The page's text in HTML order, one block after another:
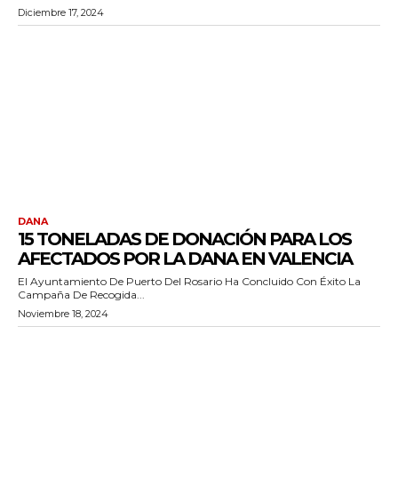
Diciembre 17, 2024
DANA
15 TONELADAS DE DONACIÓN PARA LOS
AFECTADOS POR LA DANA EN VALENCIA
El Ayuntamiento De Puerto Del Rosario Ha Concluido Con Éxito La
Campaña De Recogida...
Noviembre 18, 2024